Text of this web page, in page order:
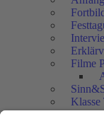
Filme
Klasse